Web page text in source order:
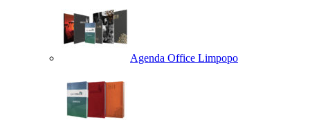
Agenda Office Limpopo